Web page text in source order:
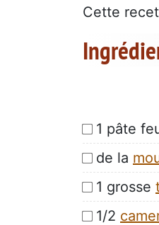
Cette
1 pâte
de la
1 grosse
1/2